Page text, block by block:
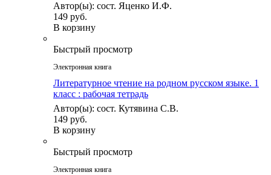
Автор(ы): сост. Яценко И.Ф.
149 руб.
В корзину
Быстрый просмотр
Электронная книга
Литературное чтение на родном русском языке. 1
класс : рабочая тетрадь
Автор(ы): сост. Кутявина С.В.
149 руб.
В корзину
Быстрый просмотр
Электронная книга